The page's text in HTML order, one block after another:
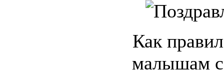
Как
малышам